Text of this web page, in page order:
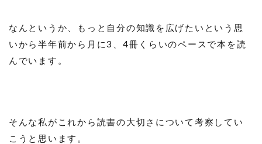
なんというか、もっと自分の知識を広げたいという思
いから半年前から月に3、4冊くらいのペースで本を読
んでいます。
そんな私がこれから読書の大切さについて考察してい
こうと思います。